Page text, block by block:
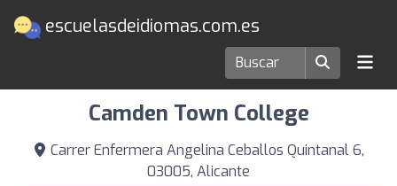
escuelasdeidiomas.com.es
Escuelas de idiomas en Alicante
Camden Town College
Carrer Enfermera Angelina Ceballos Quintanal 6,
03005, Alicante